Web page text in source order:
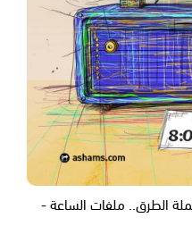
الطرق.. ملفات الساعة -